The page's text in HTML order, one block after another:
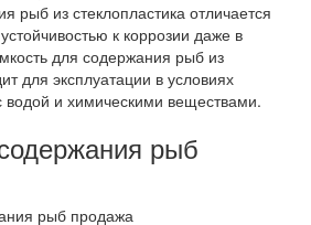
рыб из стеклопластика отличается
к коррозии даже в
для содержания рыб из
для эксплуатации в условиях
водой и химическими веществами.
рыб